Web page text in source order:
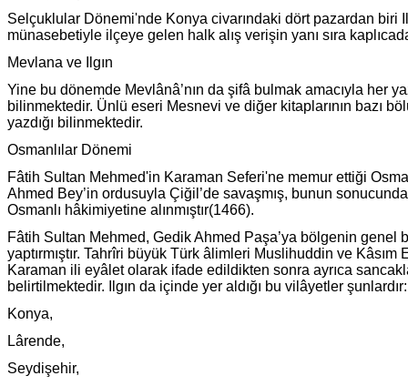
Selçuklular Dönemi'nde Konya civarındaki dört pazardan biri
münasebetiyle ilçeye gelen halk alış verişin yanı sıra
Mevlana ve Ilgın
Yine bu dönemde Mevlânâ’nın da şifâ bulmak amacıyla her
bilinmektedir. Ünlü eseri Mesnevi ve diğer kitaplarının bazı
yazdığı bilinmektedir.
Osmanlılar Dönemi
Fâtih Sultan Mehmed'in Karaman Seferi'ne memur ettiği
Ahmed Bey’in ordusuyla Çiğil’de savaşmış, bunun
Osmanlı hâkimiyetine alınmıştır(1466).
Fâtih Sultan Mehmed, Gedik Ahmed Paşa’ya bölgenin genel
yaptırmıştır. Tahrîri büyük Türk âlimleri Muslihuddin ve Kâsım
Karaman ili eyâlet olarak ifade edildikten sonra ayrıca
belirtilmektedir. Ilgın da içinde yer aldığı bu vilâyetler şunlardır:
Konya,
Lârende,
Seydişehir,